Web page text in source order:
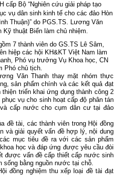
cấp Bộ “Nghiên cứu giải pháp tạo
vụ dân sinh kinh tế cho các đảo Hòn
Thuận)” do PGS.TS. Lương Văn
thuật Biển làm chủ nhiệm.
7 thành viên do GS.TS Lê Sâm,
hiệp các hội KH&KT Việt Nam làm
Phó vụ trưởng Vụ Khoa học, CN
Phó chủ tịch.
Văn Thanh thay mặt nhóm thực
sản phẩm chính và các kết quả đạt
triển khai ứng dụng thành công 2
vụ cho sinh hoạt cấp độ phân tán
cấp nước cho cụm dân cư tại đảo
đề tài, các thành viên trong Hội đồng
và giải quyết vấn đề hợp lý, nội dung
mục tiêu đề ra với các sản phẩm
học và đáp ứng được yêu cầu đòi
được vấn đề cấp thiết cấp nước sinh
sống bằng nguồn nước tại chỗ.
đồng nghiệm thu xếp loại đề tài đạt